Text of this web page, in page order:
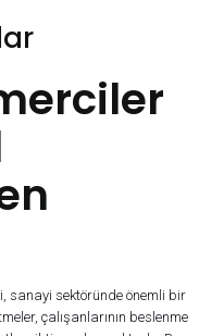
sanayi sektöründe önemli bir
çalışanlarının beslenme